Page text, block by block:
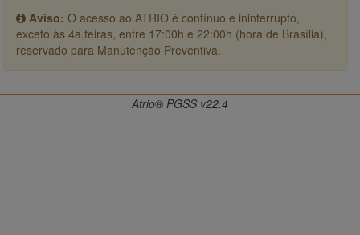
Aviso: O acesso ao ATRIO é contínuo e ininterrupto,
exceto às 4a.feiras, entre 17:00h e 22:00h (hora de Brasília),
reservado para Manutenção Preventiva.
Atrio® PGSS v22.4